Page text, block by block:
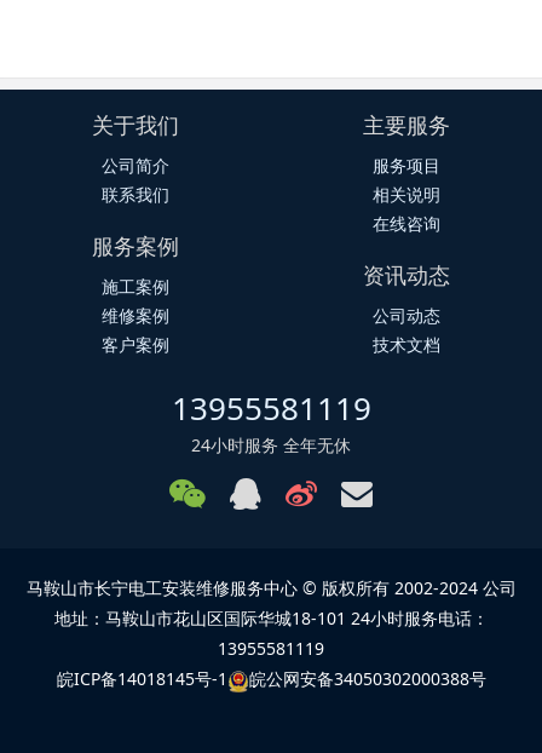
关于我们
公司简介
联系我们
主要服务
服务项目
相关说明
在线咨询
服务案例
施工案例
维修案例
客户案例
资讯动态
公司动态
技术文档
13955581119
24小时服务 全年无休
马鞍山市长宁电工安装维修服务中心 © 版权所有 2002-2024 公司
地址：马鞍山市花山区国际华城18-101 24小时服务电话：
13955581119
皖ICP备14018145号-1
皖公网安备34050302000388号